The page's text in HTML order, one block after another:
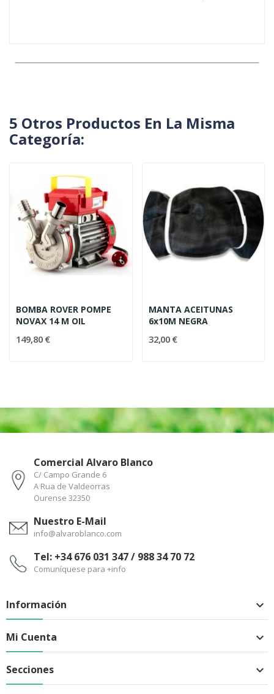
5 Otros Productos En La Misma
Categoría:
BOMBA ROVER POMPE
NOVAX 14 M OIL
149,80 €
MANTA ACEITUNAS
6x10M NEGRA
32,00 €
Comercial Alvaro Blanco
C/ Campo Grande 6
A Rua de Valdeorras
Ourense 32350
Nuestro E-Mail
info@alvaroblanco.com
Tel: +34 676 031 347 / 988 34 70 72
Comuníquese para +info
Información 
Mi Cuenta 
Secciones 